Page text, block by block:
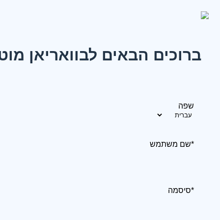
ברוכים הבאים לבוואריאן
שפה
*שם משתמש
*סיסמה